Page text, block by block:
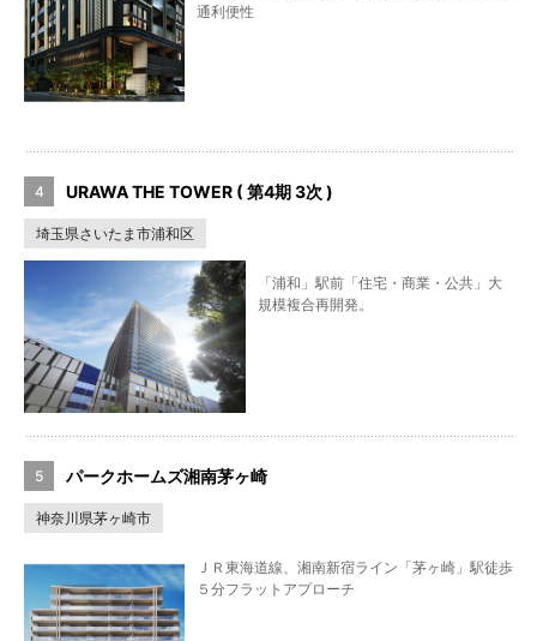
通利便性
URAWA THE TOWER ( 第4期 3次 )
埼玉県さいたま市浦和区
「浦和」駅前「住宅・商業・公共」大
規模複合再開発。
パークホームズ湘南茅ヶ崎
神奈川県茅ヶ崎市
ＪＲ東海道線、湘南新宿ライン「茅ヶ崎」駅徒歩
５分フラットアプローチ